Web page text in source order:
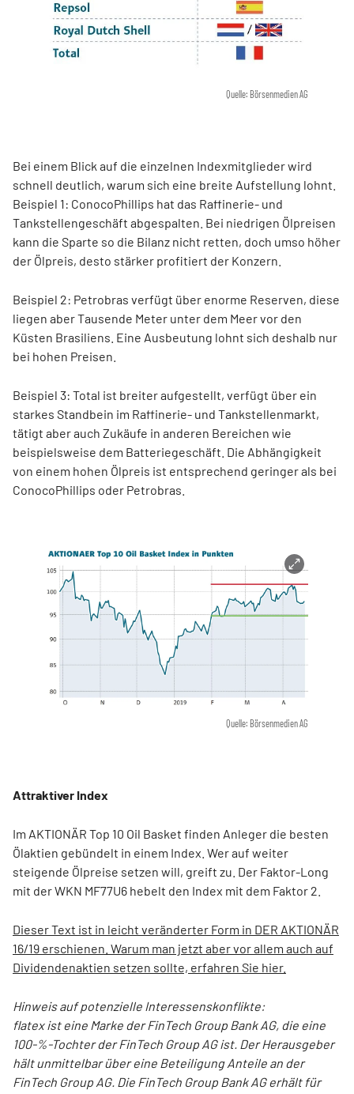
Quelle: Börsenmedien AG
Bei einem Blick auf die einzelnen Indexmitglieder wird
schnell deutlich, warum sich eine breite Aufstellung lohnt.
Beispiel 1: ConocoPhillips hat das Raffinerie- und
Tankstellengeschäft abgespalten. Bei niedrigen Ölpreisen
kann die Sparte so die Bilanz nicht retten, doch umso höher
der Ölpreis, desto stärker profitiert der Konzern.
Beispiel 2: Petrobras verfügt über enorme Reserven, diese
liegen aber Tausende Meter unter dem Meer vor den
Küsten Brasiliens. Eine Ausbeutung lohnt sich deshalb nur
bei hohen Preisen.
Beispiel 3: Total ist breiter aufgestellt, verfügt über ein
starkes Standbein im Raffinerie- und Tankstellenmarkt,
tätigt aber auch Zukäufe in anderen Bereichen wie
beispielsweise dem Batteriegeschäft. Die Abhängigkeit
von einem hohen Ölpreis ist entsprechend geringer als bei
ConocoPhillips oder Petrobras.
Quelle: Börsenmedien AG
Attraktiver Index
Im AKTIONÄR Top 10 Oil Basket finden Anleger die besten
Ölaktien gebündelt in einem Index. Wer auf weiter
steigende Ölpreise setzen will, greift zu. Der Faktor-Long
mit der WKN MF77U6 hebelt den Index mit dem Faktor 2.
Dieser Text ist in leicht veränderter Form in DER AKTIONÄR
16/19 erschienen. Warum man jetzt aber vor allem auch auf
Dividendenaktien setzen sollte, erfahren Sie hier.
Hinweis auf potenzielle Interessens­konflikte:
flatex ist eine Marke der FinTech Group Bank AG, die eine
100-%-Tochter der FinTech Group AG ist. Der Herausgeber
hält unmittelbar über eine Beteiligung Anteile an der
FinTech Group AG. Die FinTech Group Bank AG erhält für